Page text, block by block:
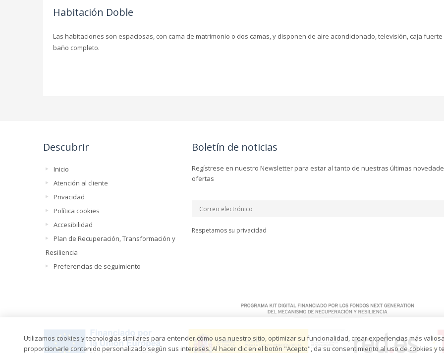
Habitación Doble
Las habitaciones son espaciosas, con cama de matrimonio o dos camas, y disponen de aire acondicionado, televisión, caja fuerte
baño completo.
Descubrir
Inicio
Atención al cliente
Privacidad
Política cookies
Accesibilidad
Plan de Recuperación, Transformación y
Resiliencia
Preferencias de seguimiento
Boletín de noticias
Regístrese en nuestro Newsletter para estar al tanto de nuestras últimas
ofertas
Respetamos su privacidad
Utilizamos cookies y tecnologías similares para entender cómo usa nuestro sitio, optimizar su funcionalidad, crear experiencias más
proporcionarle contenido personalizado según sus intereses. Al hacer clic en el botón "Acepto", da su consentimiento al uso de cookies y